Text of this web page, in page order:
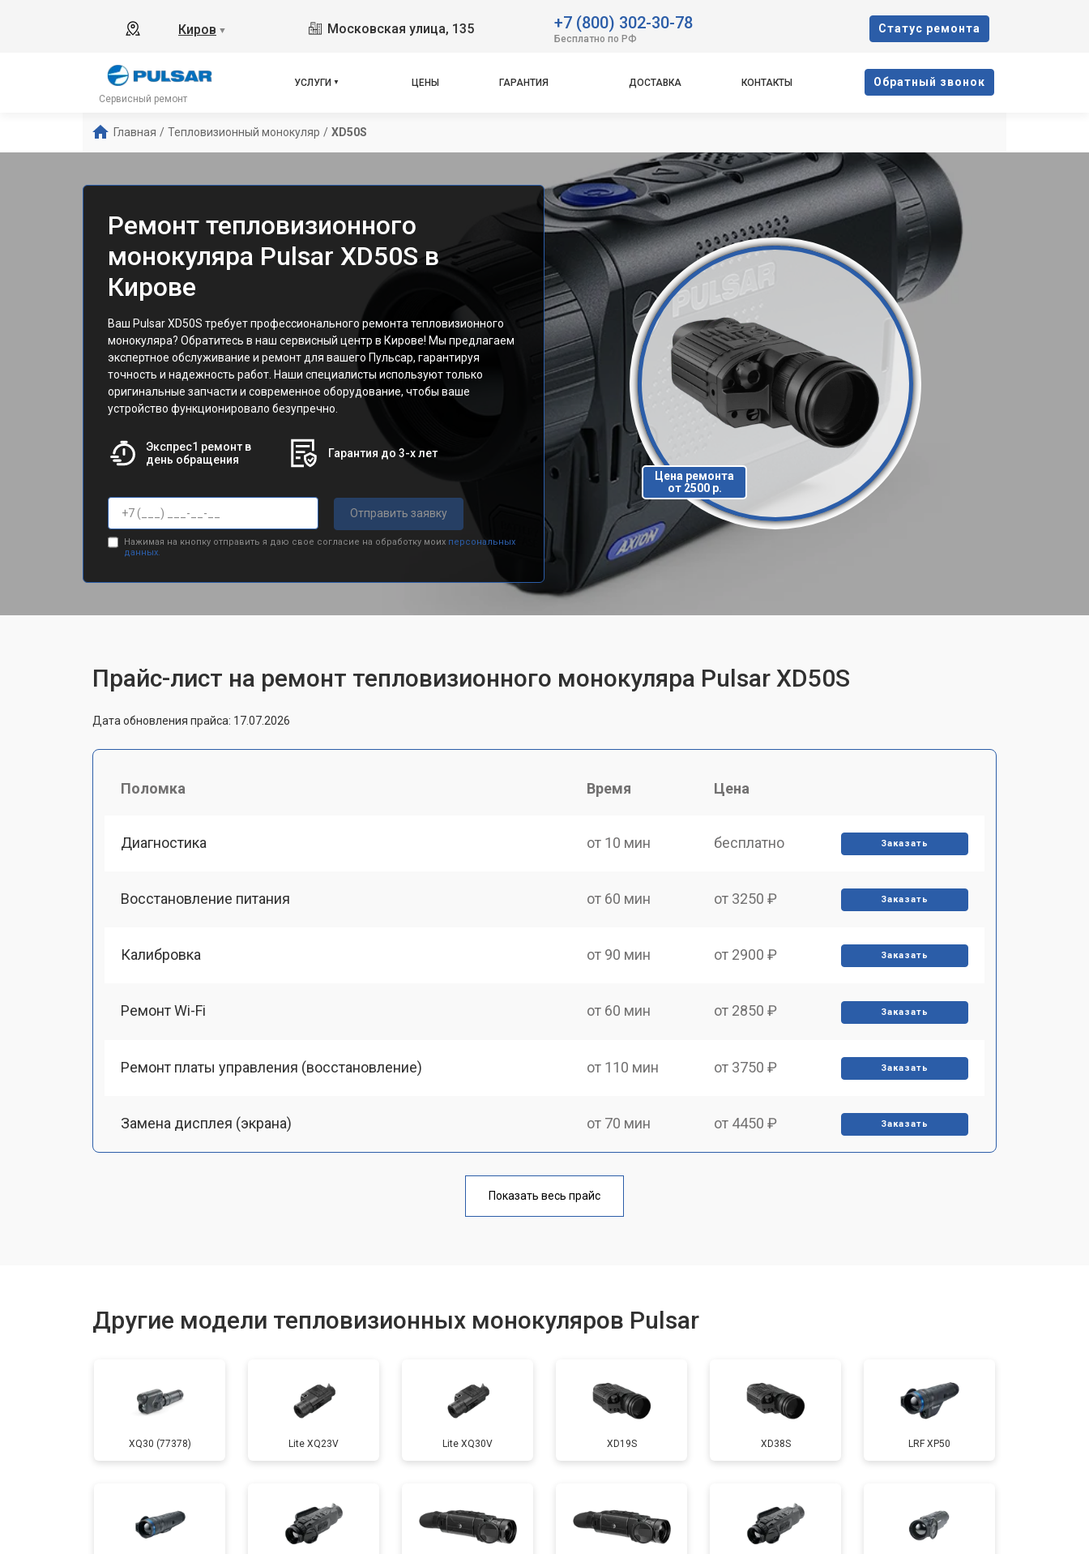
Киров ▼ Московская улица, 135 +7 (800) 302-30-78
Бесплатно по РФ
Cтатус ремонта
Сервисный ремонт
УСЛУГИ ЦЕНЫ ГАРАНТИЯ ДОСТАВКА КОНТАКТЫ Oбратный звонок
Главная / Тепловизионный монокуляр / XD50S
Ремонт тепловизионного
монокуляра Pulsar XD50S в
Кирове
Ваш Pulsar XD50S требует профессионального ремонта тепловизионного
монокуляра? Обратитесь в наш сервисный центр в Кирове! Мы предлагаем
экспертное обслуживание и ремонт для вашего Пульсар, гарантируя
точность и надежность работ. Наши специалисты используют только
оригинальные запчасти и современное оборудование, чтобы ваше
устройство функционировало безупречно.
Экспрес1 ремонт в
день обращения
Гарантия до 3-х лет
Отправить заявку
Нажимая на кнопку отправить я даю свое согласие на обработку моих персональных
данных.
Цена ремонта
от 2500 р.
Прайс-лист на ремонт тепловизионного монокуляра Pulsar XD50S
Дата обновления прайса: 17.07.2026
Поломка Время Цена
Диагностика от 10 мин бесплатно Заказать
Восстановление питания от 60 мин от 3250 ₽ Заказать
Калибровка от 90 мин от 2900 ₽ Заказать
Ремонт Wi-Fi от 60 мин от 2850 ₽ Заказать
Ремонт платы управления (восстановление) от 110 мин от 3750 ₽ Заказать
Замена дисплея (экрана) от 70 мин от 4450 ₽ Заказать
от 80 мин
Показать весь прайс
Другие модели тепловизионных монокуляров Pulsar
XQ30 (77378) Lite XQ23V Lite XQ30V XD19S XD38S LRF XP50